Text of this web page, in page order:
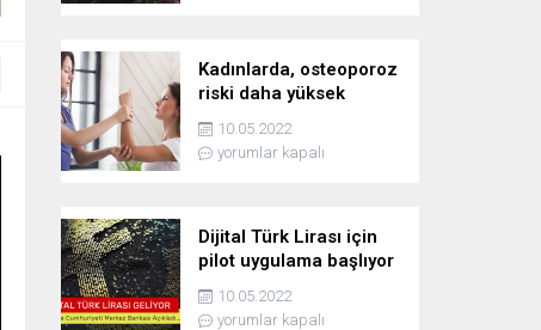
Kadınlarda, osteoporoz
riski daha yüksek
10.05.2022
yorumlar kapalı
Dijital Türk Lirası için
pilot uygulama başlıyor
10.05.2022
yorumlar kapalı